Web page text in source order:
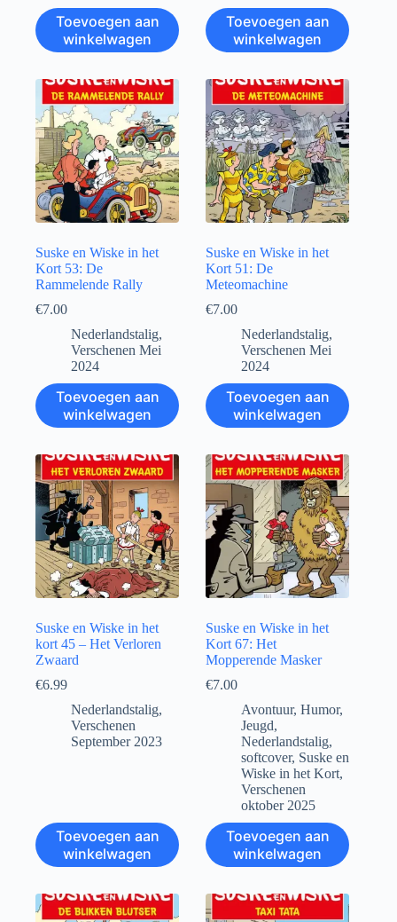
Toevoegen aan
winkelwagen
Toevoegen aan
winkelwagen
Suske en Wiske in het
Kort 53: De
Rammelende Rally
€7.00
Nederlandstalig,
Verschenen Mei
2024
Toevoegen aan
winkelwagen
Suske en Wiske in het
Kort 51: De
Meteomachine
€7.00
Nederlandstalig,
Verschenen Mei
2024
Toevoegen aan
winkelwagen
Suske en Wiske in het
kort 45 – Het Verloren
Zwaard
€6.99
Nederlandstalig,
Verschenen
September 2023
Toevoegen aan
winkelwagen
Suske en Wiske in het
Kort 67: Het
Mopperende Masker
€7.00
Avontuur,Humor,
Jeugd,
Nederlandstalig,
softcover, Suske en
Wiske in het Kort,
Verschenen
oktober 2025
Toevoegen aan
winkelwagen